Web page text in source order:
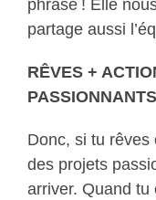
phrase ! Elle
partage aussi
RÊVES +
Donc, si tu rêves
des projets
arriver. Quand tu